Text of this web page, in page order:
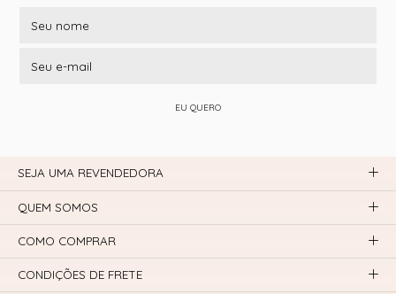
EU QUERO
SEJA UMA REVENDEDORA
QUEM SOMOS
COMO COMPRAR
CONDIÇÕES DE FRETE